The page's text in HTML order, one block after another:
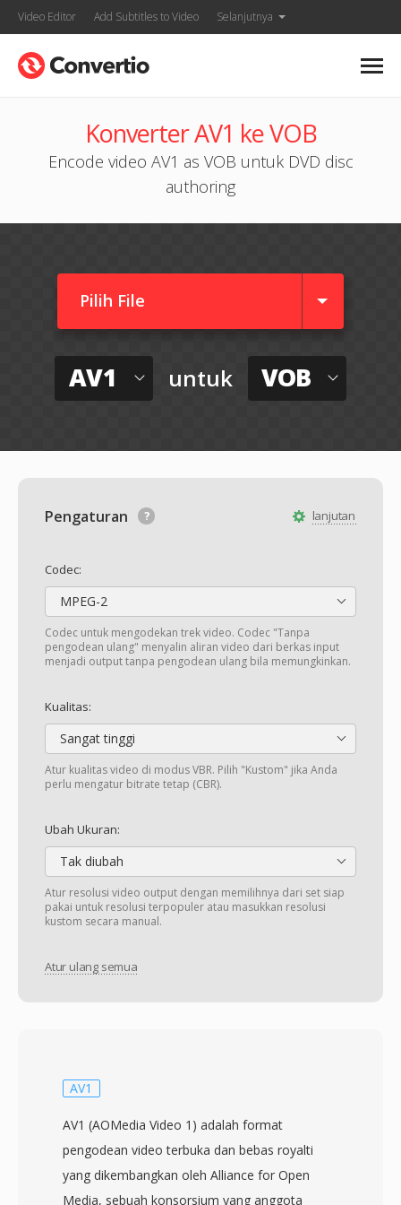
Video Editor Add Subtitles to Video Selanjutnya
Konverter AV1 ke VOB
Encode video AV1 as VOB untuk DVD disc
authoring
Pilih File
AV1 untuk VOB
lanjutan
Pengaturan
Codec:
MPEG-2
Codec untuk mengodekan trek video. Codec "Tanpa
pengodean ulang" menyalin aliran video dari berkas input
menjadi output tanpa pengodean ulang bila memungkinkan.
Kualitas:
Sangat tinggi
Atur kualitas video di modus VBR. Pilih "Kustom" jika Anda
perlu mengatur bitrate tetap (CBR).
Ubah Ukuran:
Tak diubah
Atur resolusi video output dengan memilihnya dari set siap
pakai untuk resolusi terpopuler atau masukkan resolusi
kustom secara manual.
Atur ulang semua
AV1
AV1 (AOMedia Video 1) adalah format
pengodean video terbuka dan bebas royalti
yang dikembangkan oleh Alliance for Open
Media, sebuah konsorsium yang anggota